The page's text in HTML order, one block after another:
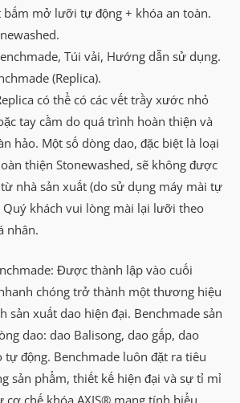
bấm mở lưỡi tự động + khóa an toàn.
Túi vải, Hướng dẫn sử dụng.
(Replica).
có thể có các vết trầy xước nhỏ
tay cầm do quá trình hoàn thiện và
hảo. Một số dòng dao, đặc biệt là loại
thiện Stonewashed, sẽ không được
nhà sản xuất (do sử dụng máy mài tự
Quý khách vui lòng mài lại lưỡi theo
nhân.
Được thành lập vào cuối
chóng trở thành một thương hiệu
sản xuất dao hiện đại. Benchmade sản
dao: dao Balisong, dao gấp, dao
động. Benchmade luôn đặt ra tiêu
sản phẩm, thiết kế hiện đại và sự tỉ mỉ
cơ chế khóa AXIS® mang tính biểu